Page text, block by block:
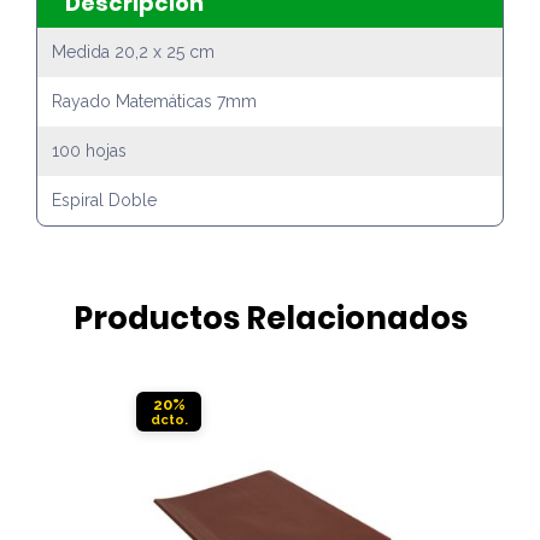
Medida 20,2 x 25 cm
Rayado Matemáticas 7mm
100 hojas
Espiral Doble
Productos Relacionados
20%